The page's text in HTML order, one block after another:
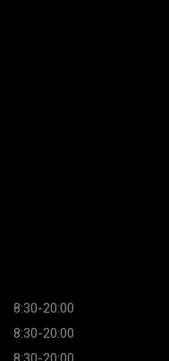
8:30-20:00
8:30-20:00